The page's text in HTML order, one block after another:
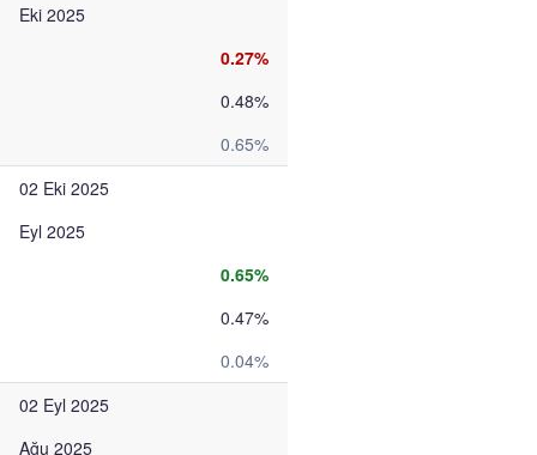
Eki 2025
0.27%
0.48%
0.65%
02 Eki 2025
Eyl 2025
0.65%
0.47%
0.04%
02 Eyl 2025
Ağu 2025